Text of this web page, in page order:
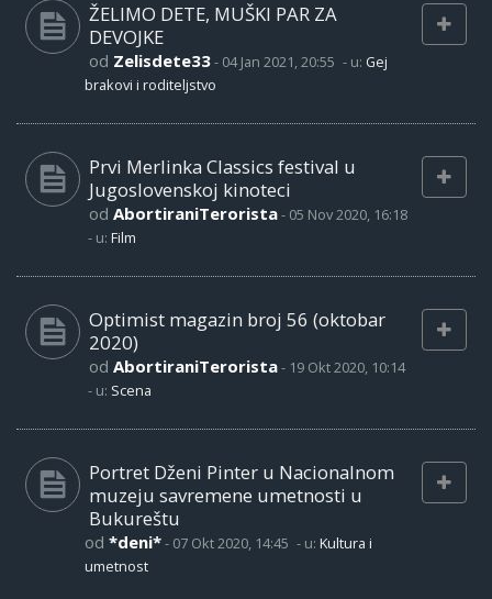
ŽELIMO DETE, MUŠKI PAR ZA
DEVOJKE
od Zelisdete33- 04 Jan 2021, 20:55 - u: Gej
brakovi i roditeljstvo
Prvi Merlinka Classics festival u
Jugoslovenskoj kinoteci
od AbortiraniTerorista- 05 Nov 2020, 16:18
- u: Film
Optimist magazin broj 56 (oktobar
2020)
od AbortiraniTerorista- 19 Okt 2020, 10:14
- u: Scena
Portret Dženi Pinter u Nacionalnom
muzeju savremene umetnosti u
Bukureštu
od *deni*- 07 Okt 2020, 14:45 - u: Kultura i
umetnost